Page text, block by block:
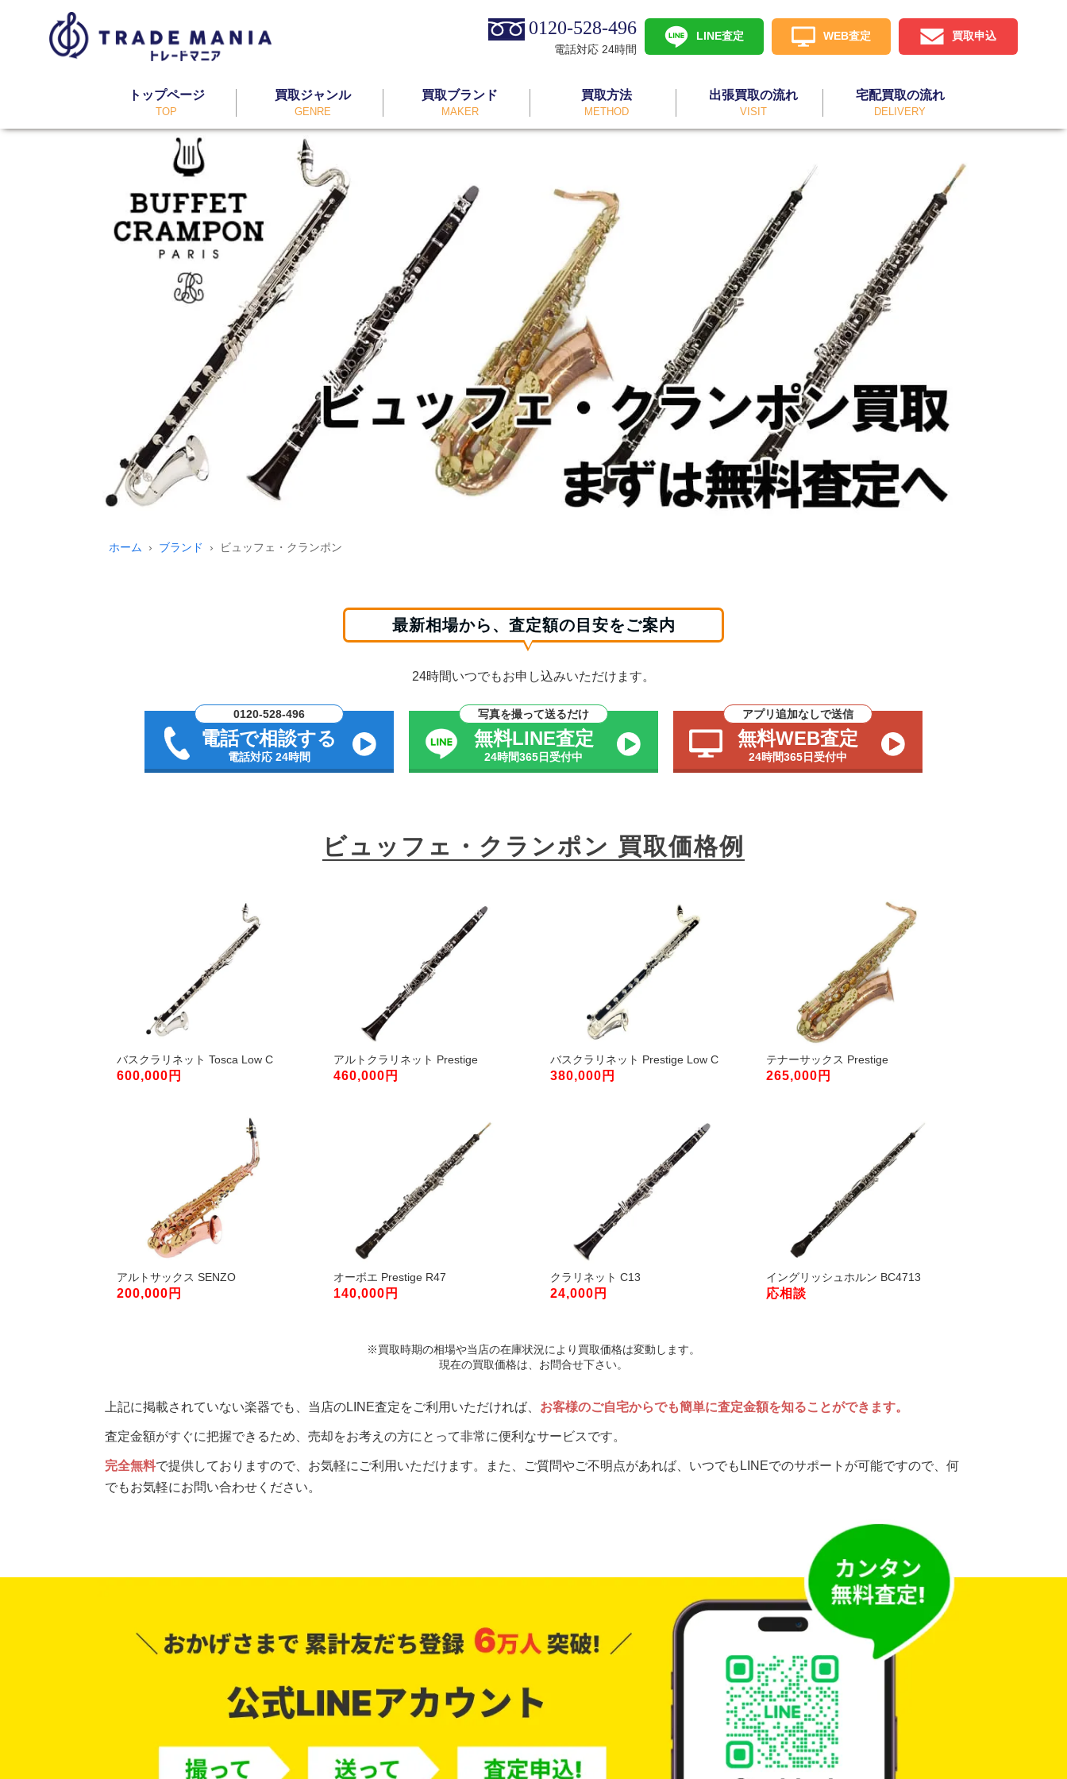
0120-528-496
電話対応 24時間
LINE査定 WEB査定 買取申込
トップページ
TOP
買取ジャンル
GENRE
買取ブランド
MAKER
買取方法
METHOD
出張買取の流れ
VISIT
宅配買取の流れ
DELIVERY
ホーム ブランド ビュッフェ・クランポン
最新相場から、査定額の目安をご案内
24時間いつでもお申し込みいただけます。
0120-528-496
電話で相談する
電話対応 24時間
写真を撮って送るだけ
無料LINE査定
24時間365日受付中
アプリ追加なしで送信
無料WEB査定
24時間365日受付中
ビュッフェ・クランポン 買取価格例
バスクラリネット Tosca Low C
600,000円
アルトクラリネット Prestige
460,000円
バスクラリネット Prestige Low C
380,000円
テナーサックス Prestige
265,000円
アルトサックス SENZO
200,000円
オーボエ Prestige R47
140,000円
クラリネット C13
24,000円
イングリッシュホルン BC4713
応相談
※買取時期の相場や当店の在庫状況により買取価格は変動します。
現在の買取価格は、お問合せ下さい。
上記に掲載されていない楽器でも、当店のLINE査定をご利用いただければ、 お客様のご自宅からでも簡単に査定金額を知ることができます。
査定金額がすぐに把握できるため、売却をお考えの方にとって非常に便利なサービスです。
完全無料で提供しておりますので、お気軽にご利用いただけます。また、ご質問やご不明点があれば、いつでもLINEでのサポートが可能ですので、何
でもお気軽にお問い合わせください。